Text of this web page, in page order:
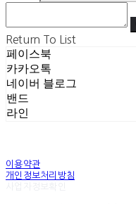
Return To List
페이스북
카카오톡
네이버 블로그
밴드
라인
이용약관
개인정보처리방침